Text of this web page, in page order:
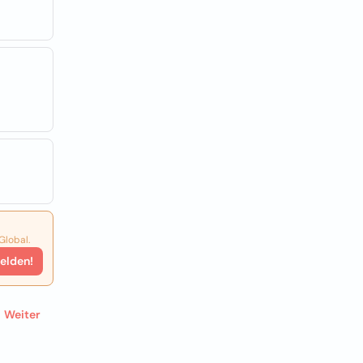
Weiter